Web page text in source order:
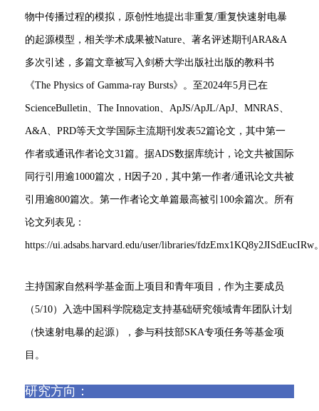
物中传播过程的模拟，原创性地提出非重复/重复快速射电暴
的起源模型，相关学术成果被Nature、著名评述期刊ARA&A
多次引述，多篇文章被写入剑桥大学出版社出版的教科书
《The Physics of Gamma-ray Bursts》。至2024年5月已在
ScienceBulletin、The Innovation、ApJS/ApJL/ApJ、MNRAS、
A&A、PRD等天文学国际主流期刊发表52篇论文，其中第一
作者或通讯作者论文31篇。据ADS数据库统计，论文共被国际
同行引用逾1000篇次，H因子20，其中第一作者/通讯论文共被
引用逾800篇次。第一作者论文单篇最高被引100余篇次。所有
论文列表见：
https://ui.adsabs.harvard.edu/user/libraries/fdzEmx1KQ8y2JISdEucIRw
主持国家自然科学基金面上项目和青年项目，作为主要成员
（5/10）入选中国科学院稳定支持基础研究领域青年团队计划
（快速射电暴的起源），参与科技部SKA专项任务等基金项
目。
研究方向：